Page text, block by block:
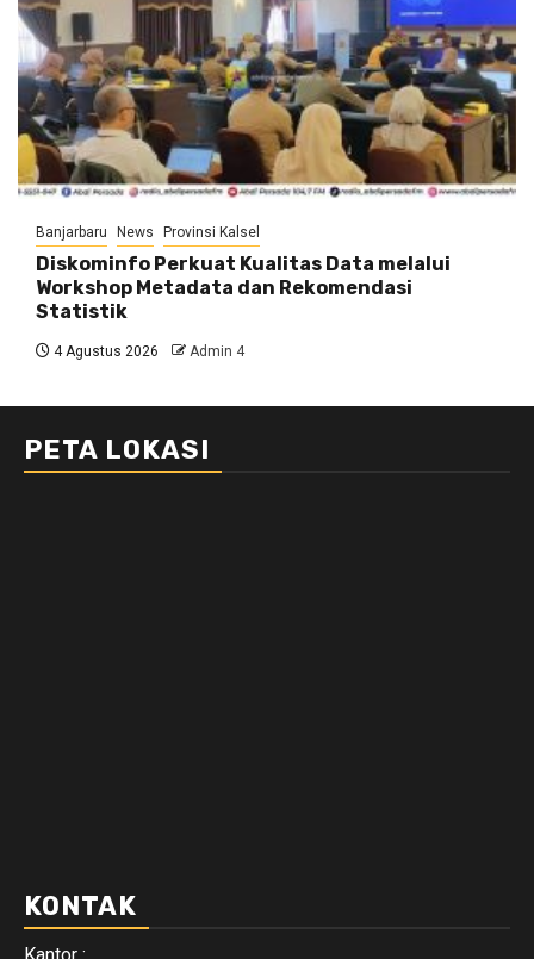
Banjarbaru News Provinsi Kalsel
Diskominfo Perkuat Kualitas Data melalui
Workshop Metadata dan Rekomendasi
Statistik
4 Agustus 2026 Admin 4
PETA LOKASI
KONTAK
Kantor :